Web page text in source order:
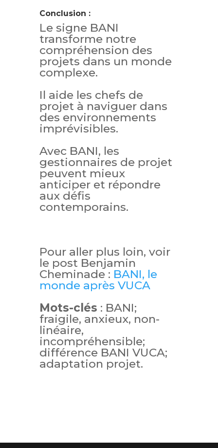
Conclusion :
Le signe BANI
transforme notre
compréhension des
projets dans un monde
complexe.
Il aide les chefs de
projet à naviguer dans
des environnements
imprévisibles.
Avec BANI, les
gestionnaires de projet
peuvent mieux
anticiper et répondre
aux défis
contemporains.
Pour aller plus loin, voir
le post Benjamin
Cheminade : BANI, le
monde après VUCA
Mots-clés : BANI;
fraigile, anxieux, non-
linéaire,
incompréhensible;
différence BANI VUCA;
adaptation projet.